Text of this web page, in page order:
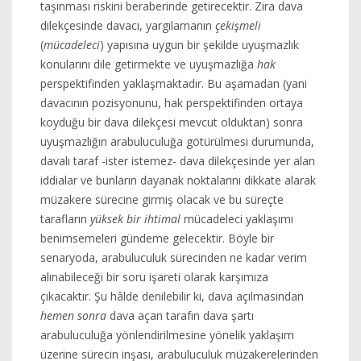
taşınması riskini beraberinde getirecektir. Zira dava
dilekçesinde davacı, yargılamanın çekişmeli
(mücadeleci) yapısına uygun bir şekilde uyuşmazlık
konularını dile getirmekte ve uyuşmazlığa hak
perspektifinden yaklaşmaktadır. Bu aşamadan (yani
davacının pozisyonunu, hak perspektifinden ortaya
koyduğu bir dava dilekçesi mevcut olduktan) sonra
uyuşmazlığın arabuluculuğa götürülmesi durumunda,
davalı taraf -ister istemez- dava dilekçesinde yer alan
iddialar ve bunların dayanak noktalarını dikkate alarak
müzakere sürecine girmiş olacak ve bu süreçte
tarafların yüksek bir ihtimal mücadeleci yaklaşımı
benimsemeleri gündeme gelecektir. Böyle bir
senaryoda, arabuluculuk sürecinden ne kadar verim
alınabileceği bir soru işareti olarak karşımıza
çıkacaktır. Şu hâlde denilebilir ki, dava açılmasından
hemen sonra dava açan tarafın dava şartı
arabuluculuğa yönlendirilmesine yönelik yaklaşım
üzerine sürecin inşası, arabuluculuk müzakerelerinden